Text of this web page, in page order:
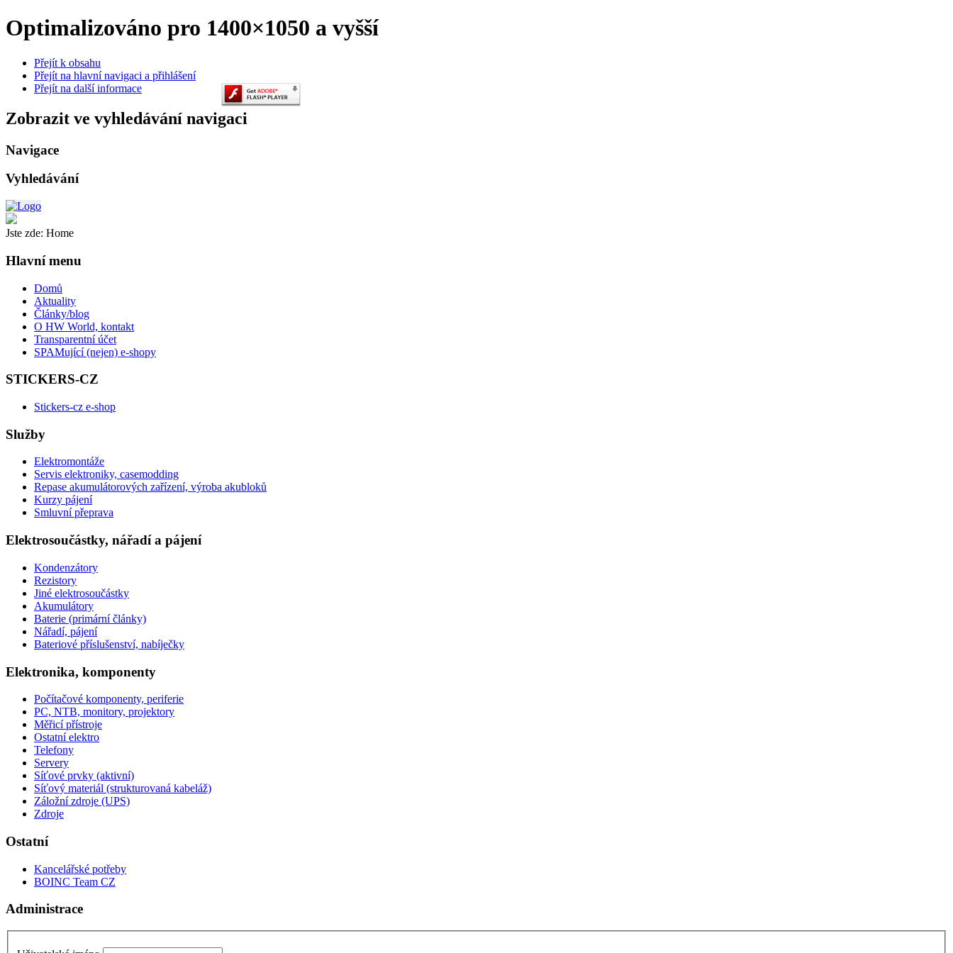
Optimalizováno pro 1400×1050 a vyšší
Přejít k obsahu
Přejít na hlavní navigaci a přihlášení
Přejít na další informace
Zobrazit ve vyhledávání navigaci
Navigace
Vyhledávání
Jste zde: Home
Hlavní menu
Domů
Aktuality
Články/blog
O HW World, kontakt
Transparentní účet
SPAMující (nejen) e-shopy
STICKERS-CZ
Stickers-cz e-shop
Služby
Elektromontáže
Servis elektroniky, casemodding
Repase akumulátorových zařízení, výroba akubloků
Kurzy pájení
Smluvní přeprava
Elektrosoučástky, nářadí a pájení
Kondenzátory
Rezistory
Jiné elektrosoučástky
Akumulátory
Baterie (primární články)
Nářadí, pájení
Bateriové příslušenství, nabíječky
Elektronika, komponenty
Počítačové komponenty, periferie
PC, NTB, monitory, projektory
Měřicí přístroje
Ostatní elektro
Telefony
Servery
Síťové prvky (aktivní)
Síťový materiál (strukturovaná kabeláž)
Záložní zdroje (UPS)
Zdroje
Ostatní
Kancelářské potřeby
BOINC Team CZ
Administrace